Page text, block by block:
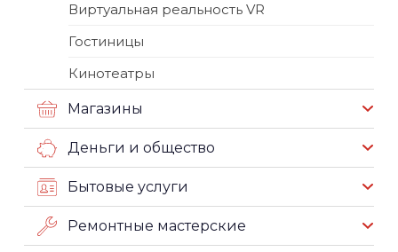
Виртуальная реальность VR
Гостиницы
Кинотеатры
Магазины
Деньги и общество
Бытовые услуги
Ремонтные мастерские